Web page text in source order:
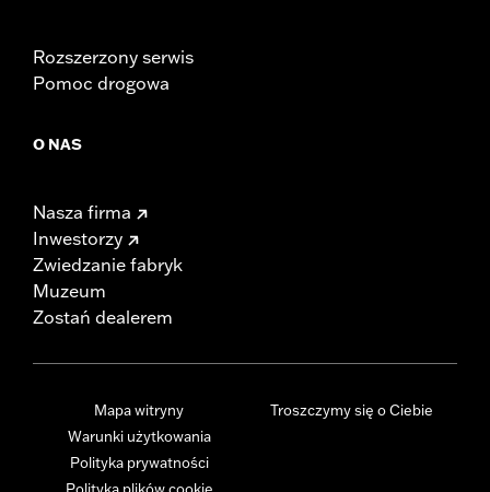
Rozszerzony serwis
Pomoc drogowa
O NAS
Nasza firma
Inwestorzy
Zwiedzanie fabryk
Muzeum
Zostań dealerem
Mapa witryny
Warunki użytkowania
Polityka prywatności
Polityka plików cookie
Troszczymy się o Ciebie